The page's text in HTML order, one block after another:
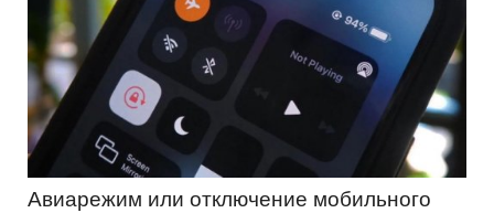
Авиарежим или отключение мобильного